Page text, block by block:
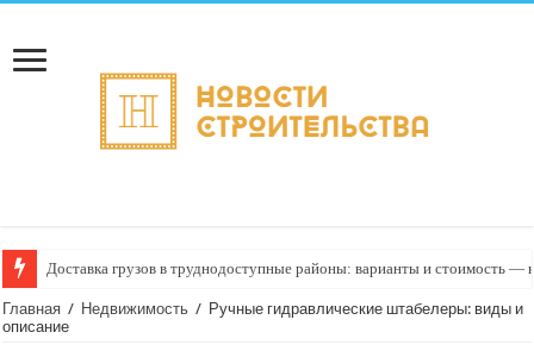
Доставка грузов в труднодоступные районы: варианты и стоимость
Главная / Недвижимость / Ручные гидравлические штабелеры: виды и
описание